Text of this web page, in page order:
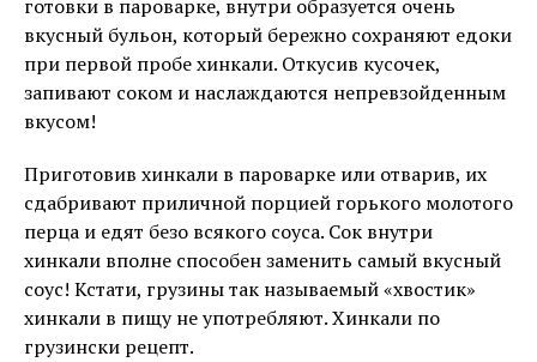
готовки в пароварке, внутри образуется очень
вкусный бульон, который бережно сохраняют едоки
при первой пробе хинкали. Откусив кусочек,
запивают соком и наслаждаются непревзойденным
вкусом!
Приготовив хинкали в пароварке или отварив, их
сдабривают приличной порцией горького молотого
перца и едят безо всякого соуса. Сок внутри
хинкали вполне способен заменить самый вкусный
соус! Кстати, грузины так называемый «хвостик»
хинкали в пищу не употребляют. Хинкали по
грузински рецепт.